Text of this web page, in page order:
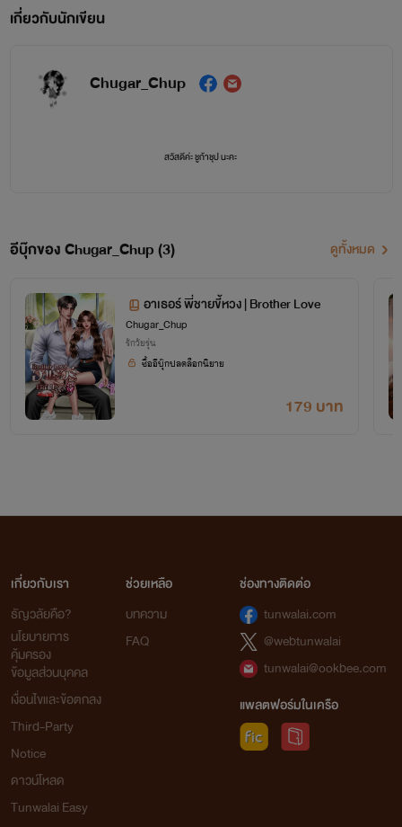
เกี่ยวกับนักเขียน
Chugar_Chup
สวัสดีค่ะ ชูก้าชุป นะคะ
อีบุ๊กของ Chugar_Chup (3) ดูทั้งหมด
อาเธอร์ พี่ชายขี้หวง | Brother Love
Chugar_Chup
รักวัยรุ่น
179 บาท
ซื้ออีบุ๊กปลดล็อกนิยาย
เกี่ยวกับเรา
ธัญวลัยคือ?
นโยบายการ
คุ้มครอง
ข้อมูลส่วนบุคคล
เงื่อนไขและข้อตกลง
Third-Party
Notice
ดาวน์โหลด
Tunwalai Easy
ช่วยเหลือ
บทความ
FAQ
ช่องทางติดต่อ
tunwalai.com
@webtunwalai
tunwalai@ookbee.com
แพลตฟอร์มในเครือ